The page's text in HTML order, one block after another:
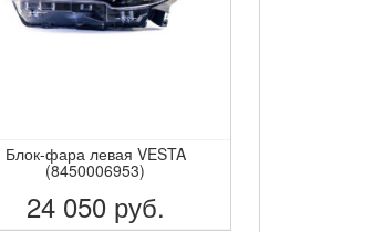
Блок-фара левая VESTA
(8450006953)
24 050 руб.